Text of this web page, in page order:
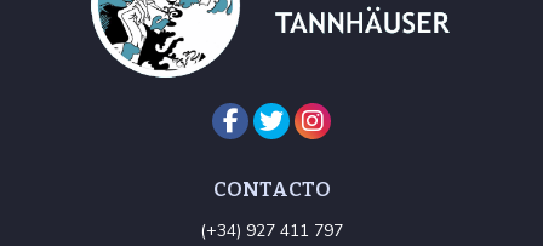
CONTACTO
(+34) 927 411 797